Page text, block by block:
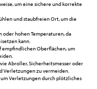
um eine sichere und korrekte
und staubfreien Ort, um die
oder hohen Temperaturen, da
kann.
empfindlichen Oberflächen, um
Abroller, Sicherheitsmesser oder
Verletzungen zu vermeiden.
um Verletzungen durch plötzliches